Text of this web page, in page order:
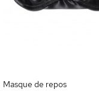
Masque de repos